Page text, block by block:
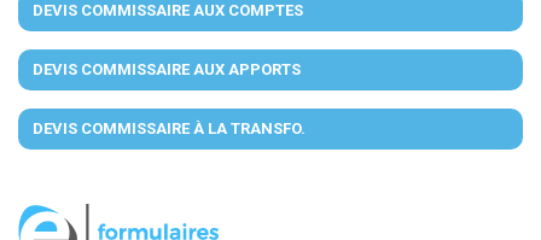
DEVIS COMMISSAIRE AUX COMPTES
DEVIS COMMISSAIRE AUX APPORTS
DEVIS COMMISSAIRE À LA TRANSFO.